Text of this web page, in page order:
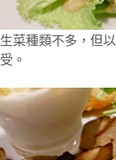
生菜種類不多，但
受。